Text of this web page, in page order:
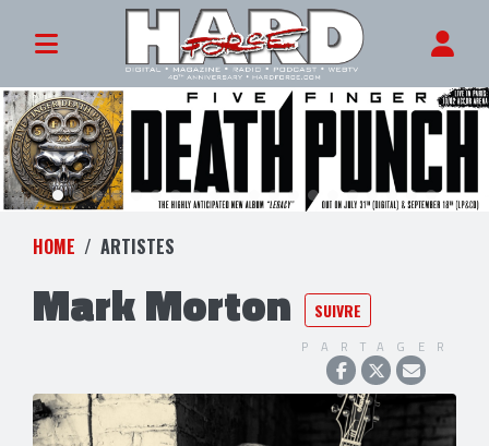
HOME ARTISTES
Mark Morton SUIVRE
PARTAGER